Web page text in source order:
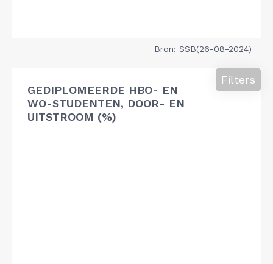
Bron: SSB(26-08-2024)
GEDIPLOMEERDE HBO- EN
WO-STUDENTEN, DOOR- EN
UITSTROOM (%)
Filters